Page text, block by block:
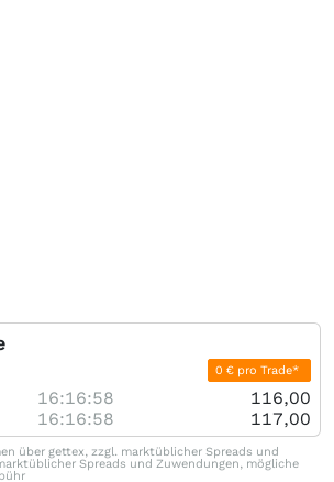
0 € pro Trade*
16:16:58
116,00
16:16:58 117,00
über gettex, zzgl. marktüblicher Spreads und
Spreads und Zuwendungen, mögliche